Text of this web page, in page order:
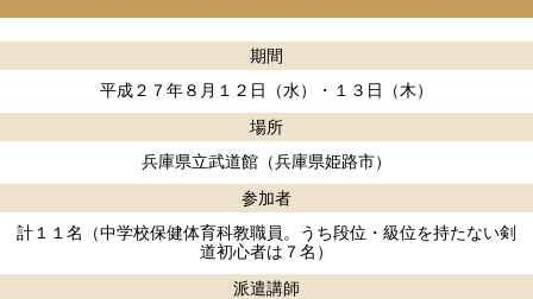
期間
平成２７年８月１２日（水）・１３日（木）
場所
兵庫県立武道館（兵庫県姫路市）
参加者
計１１名（中学校保健体育科教職員。うち段位・級位を持たない剣
道初心者は７名）
派遣講師